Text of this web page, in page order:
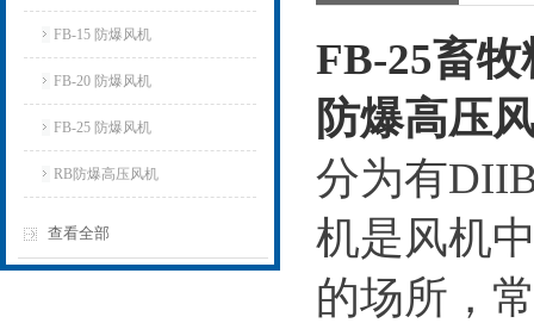
FB-15 防爆风机
FB-20 防爆风机
FB-25 防爆风机
RB防爆高压风机
查看全部
FB-25畜
防爆高压
分为有
机是风机
的场所，